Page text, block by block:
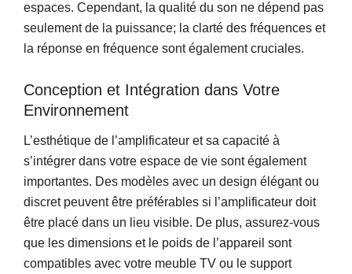
espaces. Cependant, la qualité du son ne dépend pas
seulement de la puissance; la clarté des fréquences et
la réponse en fréquence sont également cruciales.
Conception et Intégration dans Votre
Environnement
L’esthétique de l’amplificateur et sa capacité à
s’intégrer dans votre espace de vie sont également
importantes. Des modèles avec un design élégant ou
discret peuvent être préférables si l’amplificateur doit
être placé dans un lieu visible. De plus, assurez-vous
que les dimensions et le poids de l’appareil sont
compatibles avec votre meuble TV ou le support